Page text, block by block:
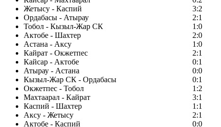
Жетысу - Каспий
3:2
Ордабасы - Атырау
2:1
Тобол - Кызыл-Жар СК
1:0
Актобе - Шахтер
2:0
Астана - Аксу
1:0
Кайрат - Окжетпес
2:1
Кайсар - Актобе
0:1
Атырау - Астана
0:0
Кызыл-Жар СК - Ордабасы
0:1
Окжетпес - Тобол
1:2
Махтаарал - Кайрат
3:1
Каспий - Шахтер
1:1
Аксу - Жетысу
2:1
Актобе - Каспий
0:0